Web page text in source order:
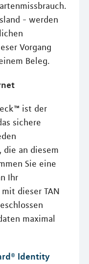
- werden
Vorgang
Beleg.
ist der
sichere
die an diesem
Sie eine
Ihr
dieser TAN
maximal
Identity